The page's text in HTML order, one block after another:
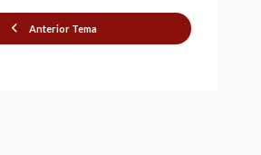
Anterior Tema